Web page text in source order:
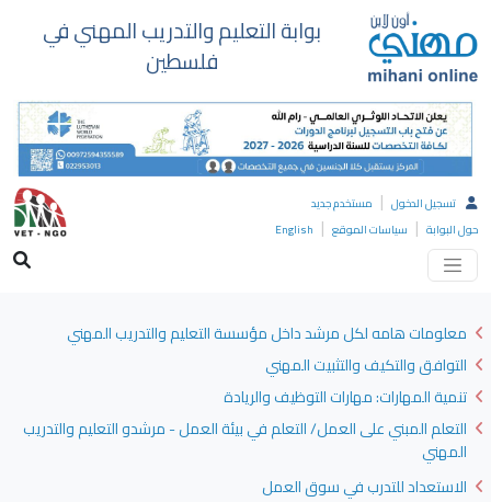
بوابة التعليم والتدريب المهني في
فلسطين
تسجيل الدخول | مستخدم جديد
حول البوابة | سياسات الموقع |
English
معلومات هامه لكل مرشد داخل مؤسسة التعليم والتدريب المهني
التوافق والتكيف والتثبيت المهني
تنمية المهارات: مهارات التوظيف والريادة
التعلم المبني على العمل/ التعلم في بيئة العمل - مرشدو التعليم والتدريب
المهني
الاستعداد للتدرب في سوق العمل